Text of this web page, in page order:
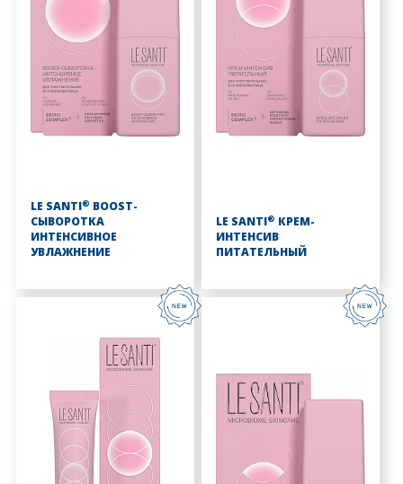
LE SANTI® BOOST-
СЫВОРОТКА
ИНТЕНСИВНОЕ
УВЛАЖНЕНИЕ
LE SANTI® КРЕМ-
ИНТЕНСИВ
ПИТАТЕЛЬНЫЙ